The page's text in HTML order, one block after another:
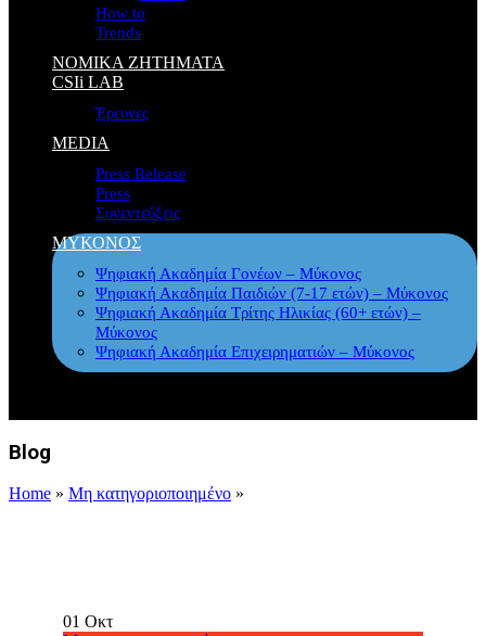
How to
Trends
ΝΟΜΙΚΑ ΖΗΤΗΜΑΤΑ
CSIi LAB
Έρευνες
MEDIA
Press Release
Press
Συνεντεύξεις
ΜΥΚΟΝΟΣ
Ψηφιακή Ακαδημία Γονέων – Μύκονος
Ψηφιακή Ακαδημία Παιδιών (7-17 ετών) – Μύκονος
Ψηφιακή Ακαδημία Τρίτης Ηλικίας (60+ ετών) –
Μύκονος
Ψηφιακή Ακαδημία Επιχειρηματιών – Μύκονος
Blog
Home » Μη κατηγοριοποιημένο »
01 Οκτ